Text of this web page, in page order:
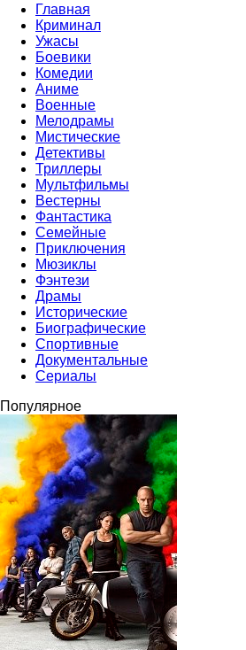
Главная
Криминал
Ужасы
Боевики
Комедии
Аниме
Военные
Мелодрамы
Мистические
Детективы
Триллеры
Мультфильмы
Вестерны
Фантастика
Семейные
Приключения
Мюзиклы
Фэнтези
Драмы
Исторические
Биографические
Спортивные
Документальные
Сериалы
Популярное